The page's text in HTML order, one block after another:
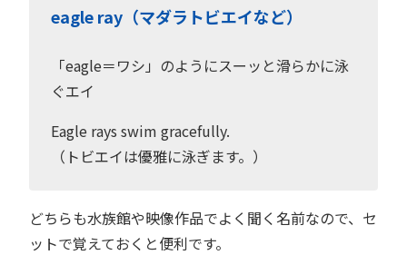
eagle ray（マダラトビエイなど）
「eagle＝ワシ」のようにスーッと滑らかに泳
ぐエイ
Eagle rays swim gracefully.
（トビエイは優雅に泳ぎます。）
どちらも水族館や映像作品でよく聞く名前なので、セ
ットで覚えておくと便利です。